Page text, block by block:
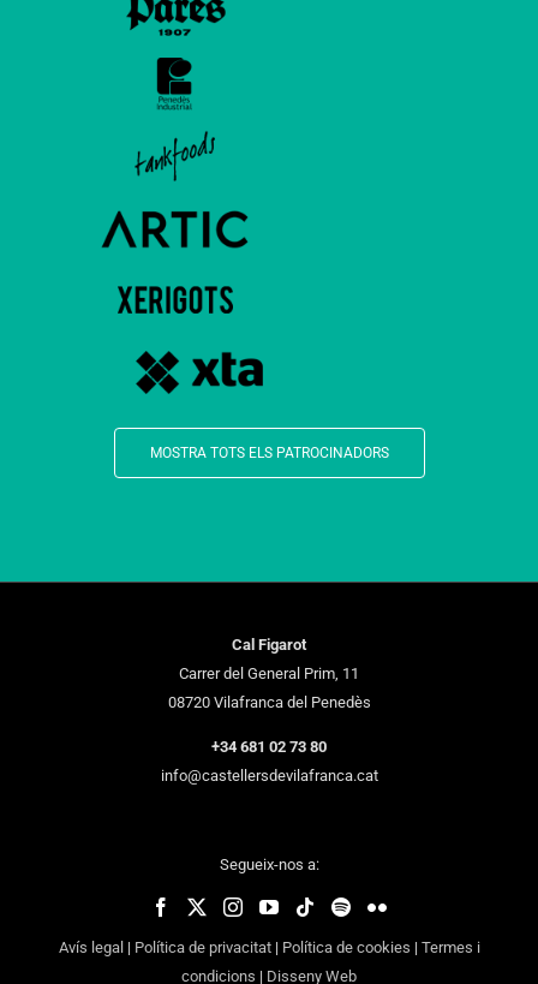
MOSTRA TOTS ELS PATROCINADORS
Cal Figarot
Carrer del General Prim, 11
08720 Vilafranca del Penedès
+34 681 02 73 80
info@castellersdevilafranca.cat
Segueix-nos a:
Avís legal | Política de privacitat| Política de cookies | Termes i
condicions | Disseny Web